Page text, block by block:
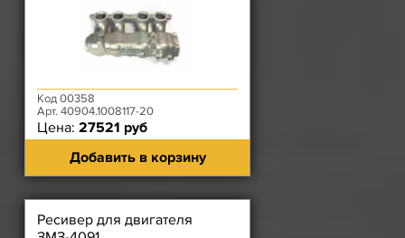
Код 00358
Арт. 40904.1008117-20
Цена: 27521 руб
Добавить в корзину
Ресивер для двигателя